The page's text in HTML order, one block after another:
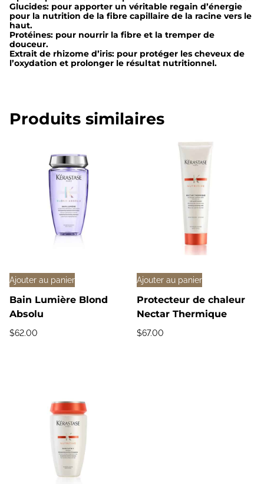
q
u
i
n
n
Glucides: pour apporter un véritable regain d’énergie
pour la nutrition de la fibre capillaire de la racine vers le
haut.
Protéines: pour nourrir la fibre et la tremper de
douceur.
Extrait de rhizome d’iris: pour protéger les cheveux de
l’oxydation et prolonger le résultat nutritionnel.
Produits similaires
Ajouter au panier
Bain Lumière Blond
Absolu
$62.00
Ajouter au panier
Protecteur de chaleur
Nectar Thermique
$67.00